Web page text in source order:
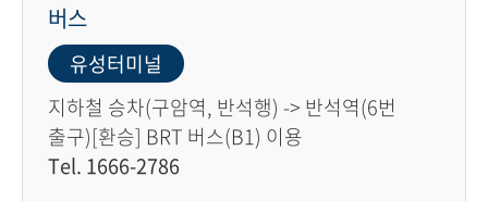
버스
유성터미널
지하철 승차(구암역, 반석행) -> 반석역(6번
출구)[환승] BRT 버스(B1) 이용
Tel. 1666-2786